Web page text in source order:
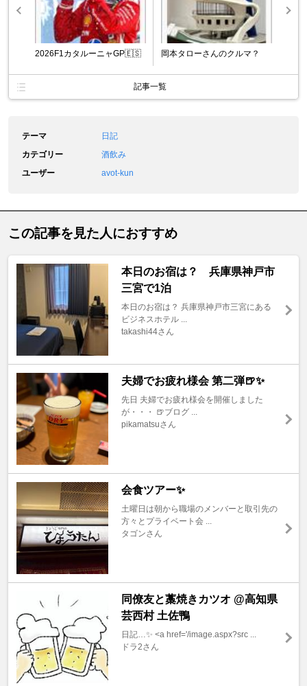
2026F1カタルーニャGP🇪🇸 岡本タローさんのクルマ？
記事一覧
テーマ
日記
カテゴリー
酒飲み
ユーザー
avot-kun
この記事を見た人におすすめ
本日のお宿は？ 兵庫県神戸市
三宮で1泊
本日のお宿は？ 兵庫県神戸市三宮にある
ビジネスホテル ...
takashi44さん
夫婦でお疲れ様会 第二弾🍺✨
先日 夫婦でお疲れ様会を開催しました
が・・・ 🍺ブログ ...
pikamatsuさん
会食ツアー✨
土曜日は朝から職場のメンバーと取引先の
方々とプライベート会 ...
タゴンさん
同僚友と藁焼きカツオ @高知県
芸西村 土佐鴨
日記…✨ <a href='/image.aspx?src ...
ドラ2さん